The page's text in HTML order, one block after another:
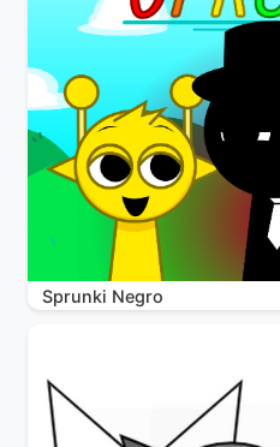
Sprunki Negro